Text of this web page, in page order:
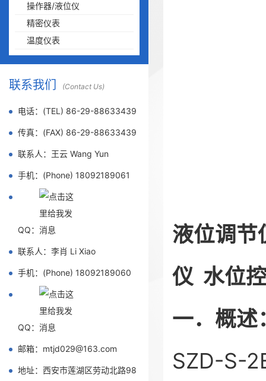
操作器/液位仪
精密仪表
温度仪表
联系我们 (Contact Us)
电话：(TEL) 86-29-88633439
传真：(FAX) 86-29-88633439
联系人：王云 Wang Yun
手机：(Phone) 18092189061
QQ：
联系人：李肖 Li Xiao
手机：(Phone) 18092189060
QQ：
邮箱：mtjd029@163.com
地址：西安市莲湖区劳动北路98
液位调
仪 水位
一．概述
SZD-S-